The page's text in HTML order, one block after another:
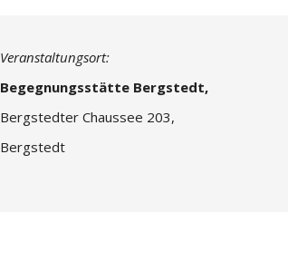
Veranstaltungsort:
Begegnungsstätte Bergstedt,
Bergstedter Chaussee 203,
Bergstedt